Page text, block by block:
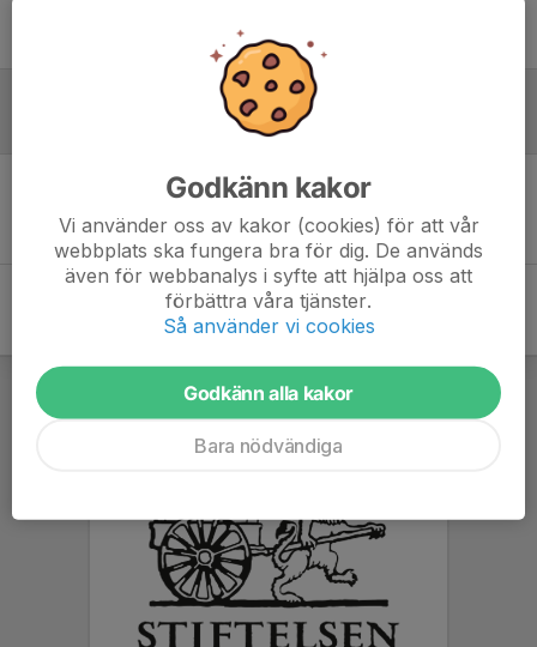
Logga in här
Godkänn kakor
Vi använder oss av kakor (cookies) för att vår
webbplats ska fungera bra för dig. De används
även för webbanalys i syfte att hjälpa oss att
förbättra våra tjänster.
Så använder vi cookies
Godkänn alla kakor
Bara nödvändiga